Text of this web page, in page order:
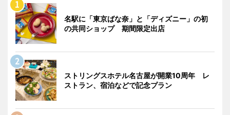
名駅に「東京ばな奈」と「ディズニー」の初
の共同ショップ 期間限定出店
ストリングスホテル名古屋が開業10周年 レ
ストラン、宿泊などで記念プラン